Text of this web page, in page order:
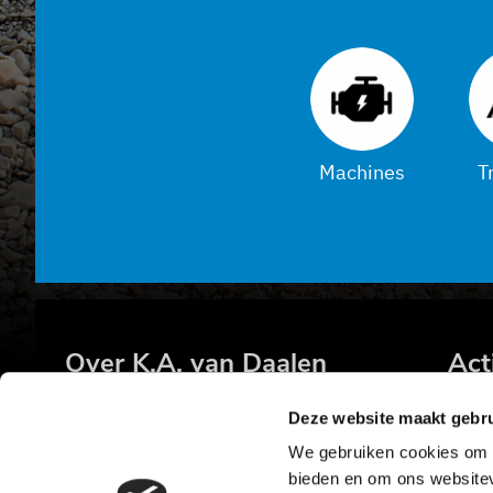
Deze website maakt
We gebruiken cookies
bieden en om ons
Machines
Over K.A. van Daalen
Verhuur